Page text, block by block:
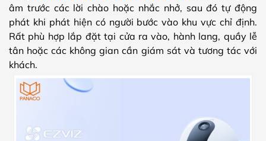
âm trước các lời chào hoặc nhắc nhở, sau đó tự động
phát khi phát hiện có người bước vào khu vực chỉ định.
Rất phù hợp lắp đặt tại cửa ra vào, hành lang, quầy lễ
tân hoặc các không gian cần giám sát và tương tác với
khách.